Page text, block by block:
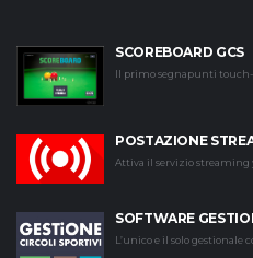
SCOREBOARD GCS
Il primo segnapunti
POSTAZIONE
Attiva il servizio streaming
SOFTWARE
L’unico e il solo gestionale